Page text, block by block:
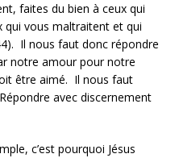
faites du bien à ceux qui
qui vous maltraitent et qui
Il nous faut donc répondre
notre amour pour notre
être aimé. Il nous faut
avec discernement
c’est pourquoi Jésus